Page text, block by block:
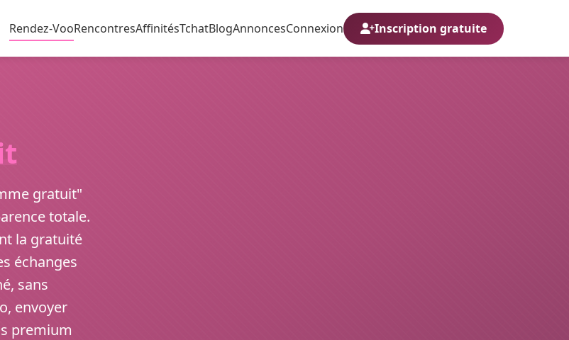
Rendez-VooRencontresAffinitésTchatBlogAnnoncesConnexion Inscription gratuite
gratuit"
totale.
la gratuité
échanges
sans
envoyer
premium